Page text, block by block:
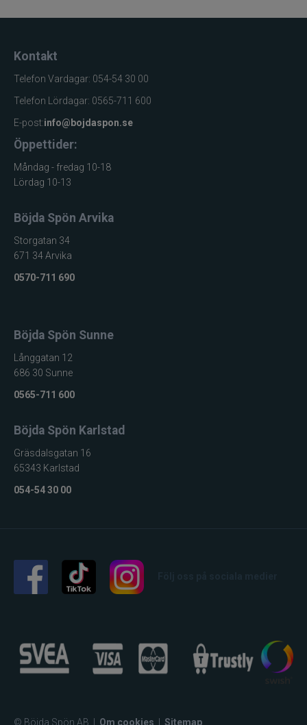
Kontakt
Telefon Vardagar: 054-54 30 00
Telefon Lördagar: 0565-711 600
E-post:info@bojdaspon.se
Öppettider:
Måndag - fredag 10-18
Lördag 10-13
Böjda Spön Arvika
Storgatan 34
671 34 Arvika
0570-711 690
Böjda Spön Sunne
Långgatan 12
686 30 Sunne
0565-711 600
Böjda Spön Karlstad
Gräsdalsgatan 16
65343 Karlstad
054-54 30 00
© Böjda Spön AB Om cookies Sitemap